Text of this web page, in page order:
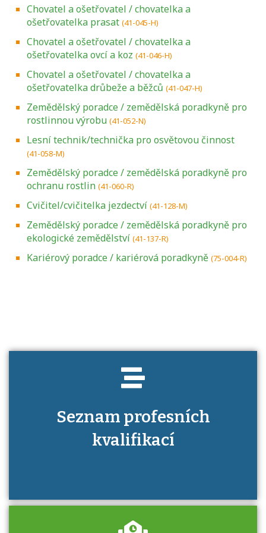
Chovatel a ošetřovatel / chovatelka a
ošetřovatelka prasat (41-045-H)
Chovatel a ošetřovatel / chovatelka a
ošetřovatelka ovcí a koz (41-046-H)
Chovatel a ošetřovatel / chovatelka a
ošetřovatelka drůbeže a běžců (41-047-H)
Zemědělský poradce / zemědělská poradkyně pro
rostlinnou výrobu (41-052-N)
Lesní technik/technička pro osvětovou činnost
(41-058-M)
Zemědělský poradce / zemědělská poradkyně pro
ochranu rostlin (41-060-R)
Cvičitel/cvičitelka jezdectví (41-128-M)
Zemědělský poradce / zemědělská poradkyně pro
ekologické zemědělství (41-137-R)
Kariérový poradce / kariérová poradkyně (75-004-R)
Seznam profesních
kvalifikací
Projděte si seznam profesních kvalifikací.